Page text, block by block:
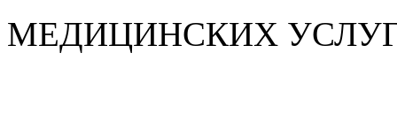
МЕДИЦИНСКИХ